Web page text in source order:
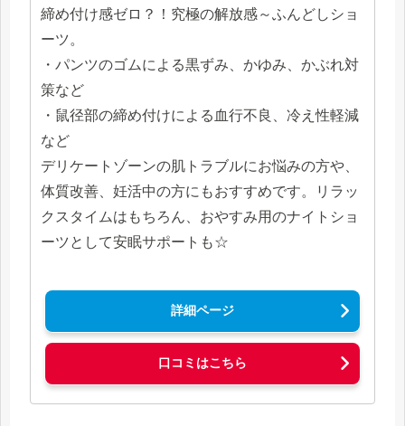
締め付け感ゼロ？！究極の解放感～ふんどしショ
ーツ。
・パンツのゴムによる黒ずみ、かゆみ、かぶれ対
策など
・鼠径部の締め付けによる血行不良、冷え性軽減
など
デリケートゾーンの肌トラブルにお悩みの方や、
体質改善、妊活中の方にもおすすめです。リラッ
クスタイムはもちろん、おやすみ用のナイトショ
ーツとして安眠サポートも☆
詳細ページ
口コミはこちら